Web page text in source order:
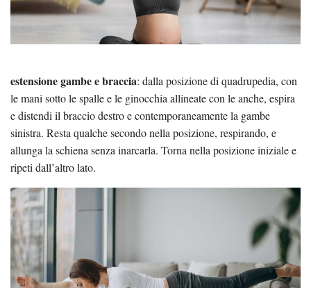
estensione gambe e braccia: dalla posizione di quadrupedia, con
le mani sotto le spalle e le ginocchia allineate con le anche, espira
e distendi il braccio destro e contemporaneamente la gambe
sinistra. Resta qualche secondo nella posizione, respirando, e
allunga la schiena senza inarcarla. Torna nella posizione iniziale e
ripeti dall’altro lato.